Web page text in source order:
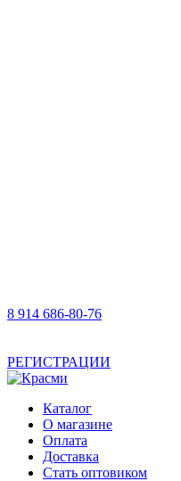
8 914 686-80-76
РЕГИСТРАЦИИ
Каталог
О магазине
Оплата
Доставка
Стать оптовиком